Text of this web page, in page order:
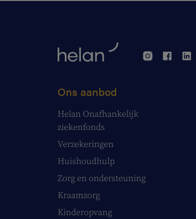
Ons aanbod
Helan Onafhankelijk
ziekenfonds
Verzekeringen
Huishoudhulp
Zorg en ondersteuning
Kraamzorg
Kinderopvang